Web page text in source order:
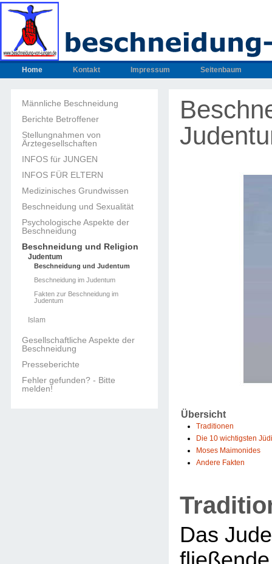
Home Kontakt Impressum Seitenbaum
Männliche Beschneidung
Berichte Betroffener
Stellungnahmen von
Ärztegesellschaften
INFOS für JUNGEN
INFOS FÜR ELTERN
Medizinisches Grundwissen
Beschneidung und Sexualität
Psychologische Aspekte der
Beschneidung
Beschneidung und Religion
Judentum
Beschneidung und Judentum
Beschneidung im Judentum
Fakten zur Beschneidung im
Judentum
Islam
Gesellschaftliche Aspekte der
Beschneidung
Presseberichte
Fehler gefunden? - Bitte
melden!
Übersicht
Traditionen
Die 10 wichtigsten
Moses Maimonides
Andere Fakten
Das